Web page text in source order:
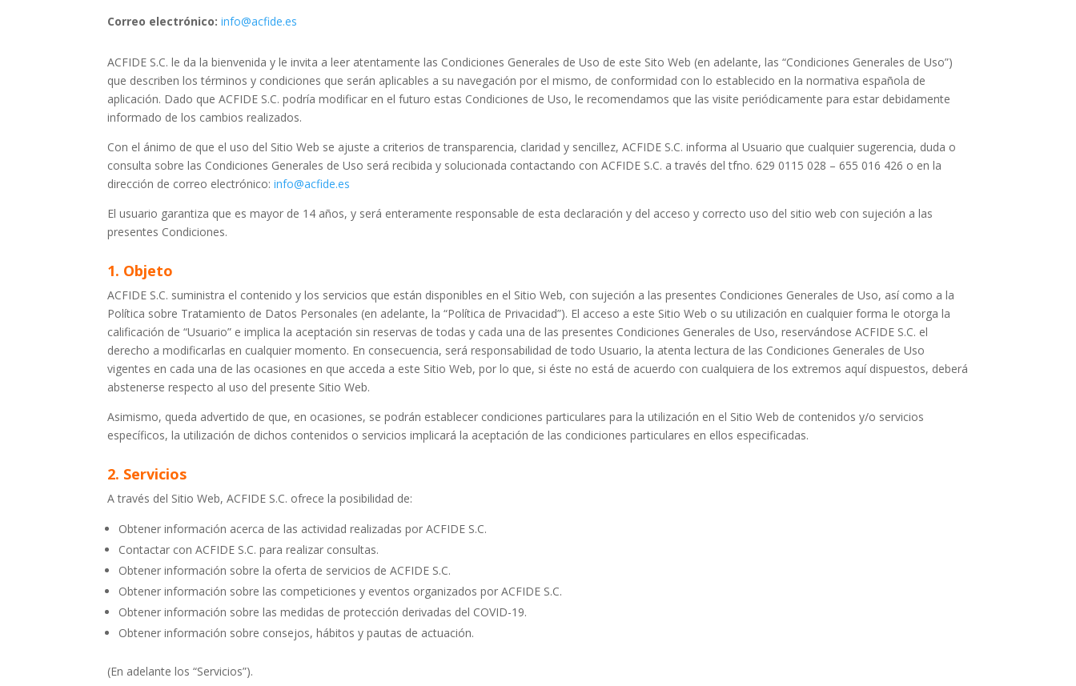
Correo electrónico: info@acfide.es
ACFIDE S.C. le da la bienvenida y le invita a leer atentamente las Condiciones Generales de Uso de este Sito Web (en adelante, las “Condiciones Generales de Uso”)
que describen los términos y condiciones que serán aplicables a su navegación por el mismo, de conformidad con lo establecido en la normativa española de
aplicación. Dado que ACFIDE S.C. podría modificar en el futuro estas Condiciones de Uso, le recomendamos que las visite periódicamente para estar debidamente
informado de los cambios realizados.
Con el ánimo de que el uso del Sitio Web se ajuste a criterios de transparencia, claridad y sencillez, ACFIDE S.C. informa al Usuario que cualquier sugerencia, duda o
consulta sobre las Condiciones Generales de Uso será recibida y solucionada contactando con ACFIDE S.C. a través del tfno. 629 0115 028 – 655 016 426 o en la
dirección de correo electrónico:info@acfide.es
El usuario garantiza que es mayor de 14 años, y será enteramente responsable de esta declaración y del acceso y correcto uso del sitio web con sujeción a las
presentes Condiciones.
1. Objeto
ACFIDE S.C. suministra el contenido y los servicios que están disponibles en el Sitio Web, con sujeción a las presentes Condiciones Generales de Uso, así como a la
Política sobre Tratamiento de Datos Personales (en adelante, la “Política de Privacidad”). El acceso a este Sitio Web o su utilización en cualquier forma le otorga la
calificación de “Usuario” e implica la aceptación sin reservas de todas y cada una de las presentes Condiciones Generales de Uso, reservándose ACFIDE S.C. el
derecho a modificarlas en cualquier momento. En consecuencia, será responsabilidad de todo Usuario, la atenta lectura de las Condiciones Generales de Uso
vigentes en cada una de las ocasiones en que acceda a este Sitio Web, por lo que, si éste no está de acuerdo con cualquiera de los extremos aquí dispuestos, deberá
abstenerse respecto al uso del presente Sitio Web.
Asimismo, queda advertido de que, en ocasiones, se podrán establecer condiciones particulares para la utilización en el Sitio Web de contenidos y/o servicios
específicos, la utilización de dichos contenidos o servicios implicará la aceptación de las condiciones particulares en ellos especificadas.
2. Servicios
A través del Sitio Web, ACFIDE S.C. ofrece la posibilidad de:
Obtener información acerca de las actividad realizadas por ACFIDE S.C.
Contactar con ACFIDE S.C. para realizar consultas.
Obtener información sobre la oferta de servicios de ACFIDE S.C.
Obtener información sobre las competiciones y eventos organizados por ACFIDE S.C.
Obtener información sobre las medidas de protección derivadas del COVID-19.
Obtener información sobre consejos, hábitos y pautas de actuación.
(En adelante los “Servicios”).